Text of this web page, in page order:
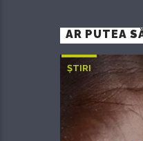
AR PUTEA
ȘTIRI